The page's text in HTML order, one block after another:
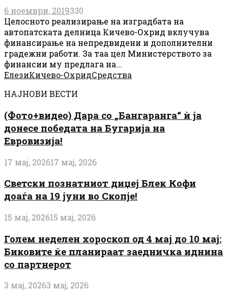
6 ноември, 2019330
Целосното реализирање на изградбата на
автопатската делница Кичево-Охрид вклучува
финансирање на непредвидени и дополнителни
градежни работи. За таа цел Министерството за
финансии му предлага на...
ЕлезиКичево-ОхридСредства
НАЈНОВИ ВЕСТИ
(Фото+видео) Дара со „Бангаранга“ ѝ ја
донесе победата на Бугарија на
Евровизија!
17 мај, 202617 мај, 2026
Светски познатниот диџеј Блек Кофи
доаѓа на 19 јуни во Скопје!
15 мај, 202615 мај, 2026
Голем неделен хороскоп од 4 мај до 10 мај:
Биковите ќе планираат заедничка иднина
со партнерот
3 мај, 20263 мај, 2026